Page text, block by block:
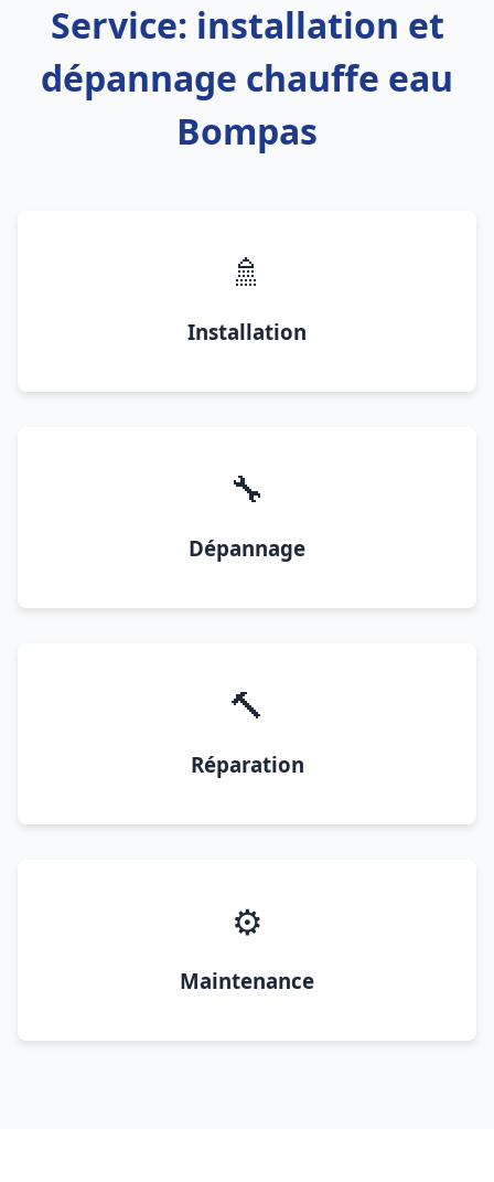
Service: installation et
dépannage chauffe eau
Bompas
🚿
Installation
🔧
Dépannage
🔨
Réparation
⚙️
Maintenance